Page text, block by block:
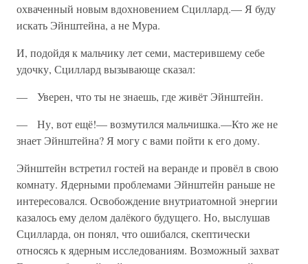
охваченный новым вдохновением Сциллард.— Я буду
искать Эйнштейна, а не Мура.
И, подойдя к мальчику лет семи, мастерившему себе
удочку, Сциллард вызывающе сказал:
— Уверен, что ты не знаешь, где живёт Эйнштейн.
— Ну, вот ещё!— возмутился мальчишка.—Кто же не
знает Эйнштейна? Я могу с вами пойти к его дому.
Эйнштейн встретил гостей на веранде и провёл в свою
комнату. Ядерными проблемами Эйнштейн раньше не
интересовался. Освобождение внутриатомной энергии
казалось ему делом далёкого будущего. Но, выслушав
Сцилларда, он понял, что ошибался, скептически
относясь к ядерным исследованиям. Возможный захват